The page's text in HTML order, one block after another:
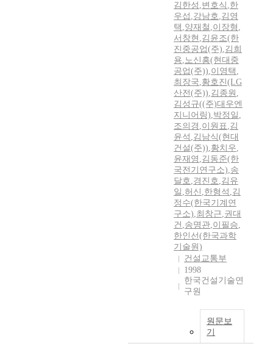
김한성 ,변호식 ,한
우섭 ,강남호,김영
택 ,양재철 ,이장형 ,
서창현 ,김윤조(한
진중공업(주),김희
용,노신흥(현대중
공업(주)),이영택 ,
최장국,황호진(LG
산전(주)),김종원 ,
김성규((주)대우엔
지니어링),박정일 ,
조의경 ,이원표,김
윤석 ,김남식(현대
건설(주)),황치우,
윤재영 ,김동준(한
국전기연구소),송
달호,경진호,김유
일 ,허신 ,한형석 ,김
정수(한국기계연
구소),최창근,권대
건 ,송명관,이필승,
한인선(한국과학
기술원)
건설교통부
1998
한국건설기술연
구원
원문보
기